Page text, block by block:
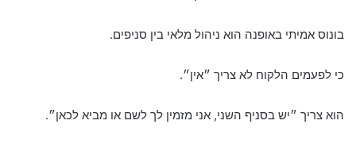
בונוס אמיתי באופנה הוא ניהול מלאי בין סניפים.
כי לפעמים הלקוח לא צריך ״אין״.
הוא צריך ״יש בסניף השני, אני מזמין לך לשם או מביא לכאן״.